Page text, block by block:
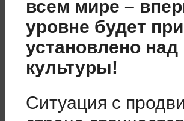
всем мире –
уровне будет
установлено
культуры!
Ситуация с